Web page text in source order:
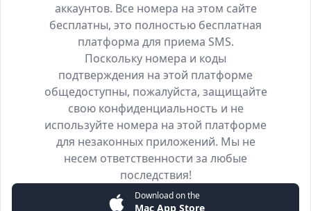
аккаунтов. Все номера на этом сайте
бесплатны, это полностью бесплатная
платформа для приема SMS.
Поскольку номера и коды
подтверждения на этой платформе
общедоступны, пожалуйста, защищайте
свою конфиденциальность и не
используйте номера на этой платформе
для незаконных приложений. Мы не
несем ответственности за любые
последствия!
Download on the
Mac App Store